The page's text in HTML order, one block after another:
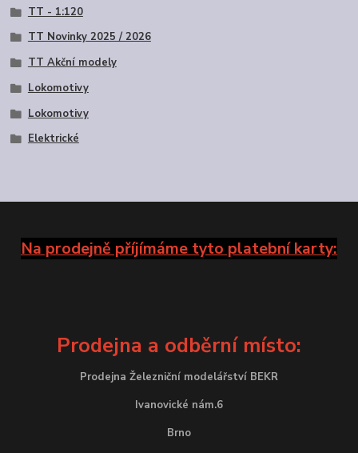
TT - 1:120
TT Novinky 2025 / 2026
TT Akční modely
Lokomotivy
Lokomotivy
Elektrické
Na prodejně příjímáme tyto platební karty:
Prodejna a odběrní místo:
Prodejna Železniční modelářství BEKR
Ivanovické nám.6
Brno